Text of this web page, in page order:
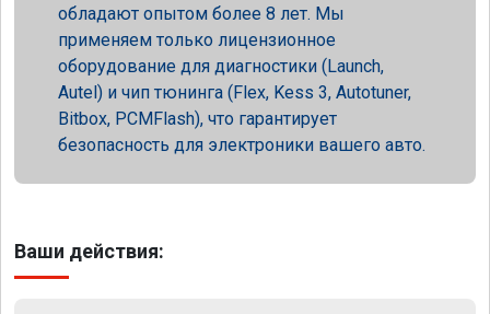
обладают опытом более 8 лет. Мы
применяем только лицензионное
оборудование для диагностики (Launch,
Autel) и чип тюнинга (Flex, Kess 3, Autotuner,
Bitbox, PCMFlash), что гарантирует
безопасность для электроники вашего авто.
Ваши действия: